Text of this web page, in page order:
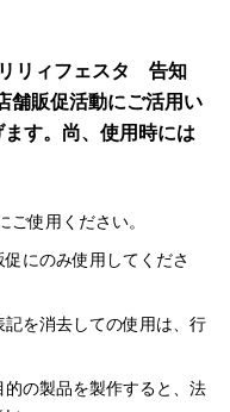
リィフェスタ 告知
舗販促活動にご活用い
す。尚、使用時には
ご使用ください。
にのみ使用してくださ
を消去しての使用は、行
の製品を製作すると、法